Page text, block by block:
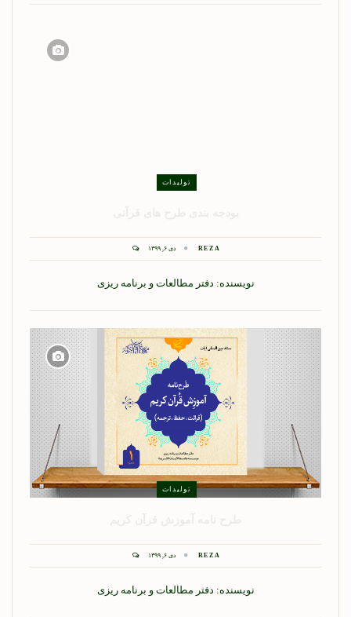
تولیدات
REZA دی ۶, ۱۳۹۹
نویسنده: دفتر مطالعات و برنامه ریزی
تولیدات
REZA دی ۶, ۱۳۹۹
نویسنده: دفتر مطالعات و برنامه ریزی